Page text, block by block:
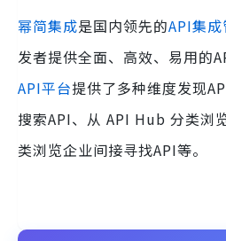
幂简集成是国内领先的API集
发者提供全面、高效、易用的
API平台提供了多种维度发现
搜索API、从 API Hub 分类浏
类浏览企业间接寻找API等。